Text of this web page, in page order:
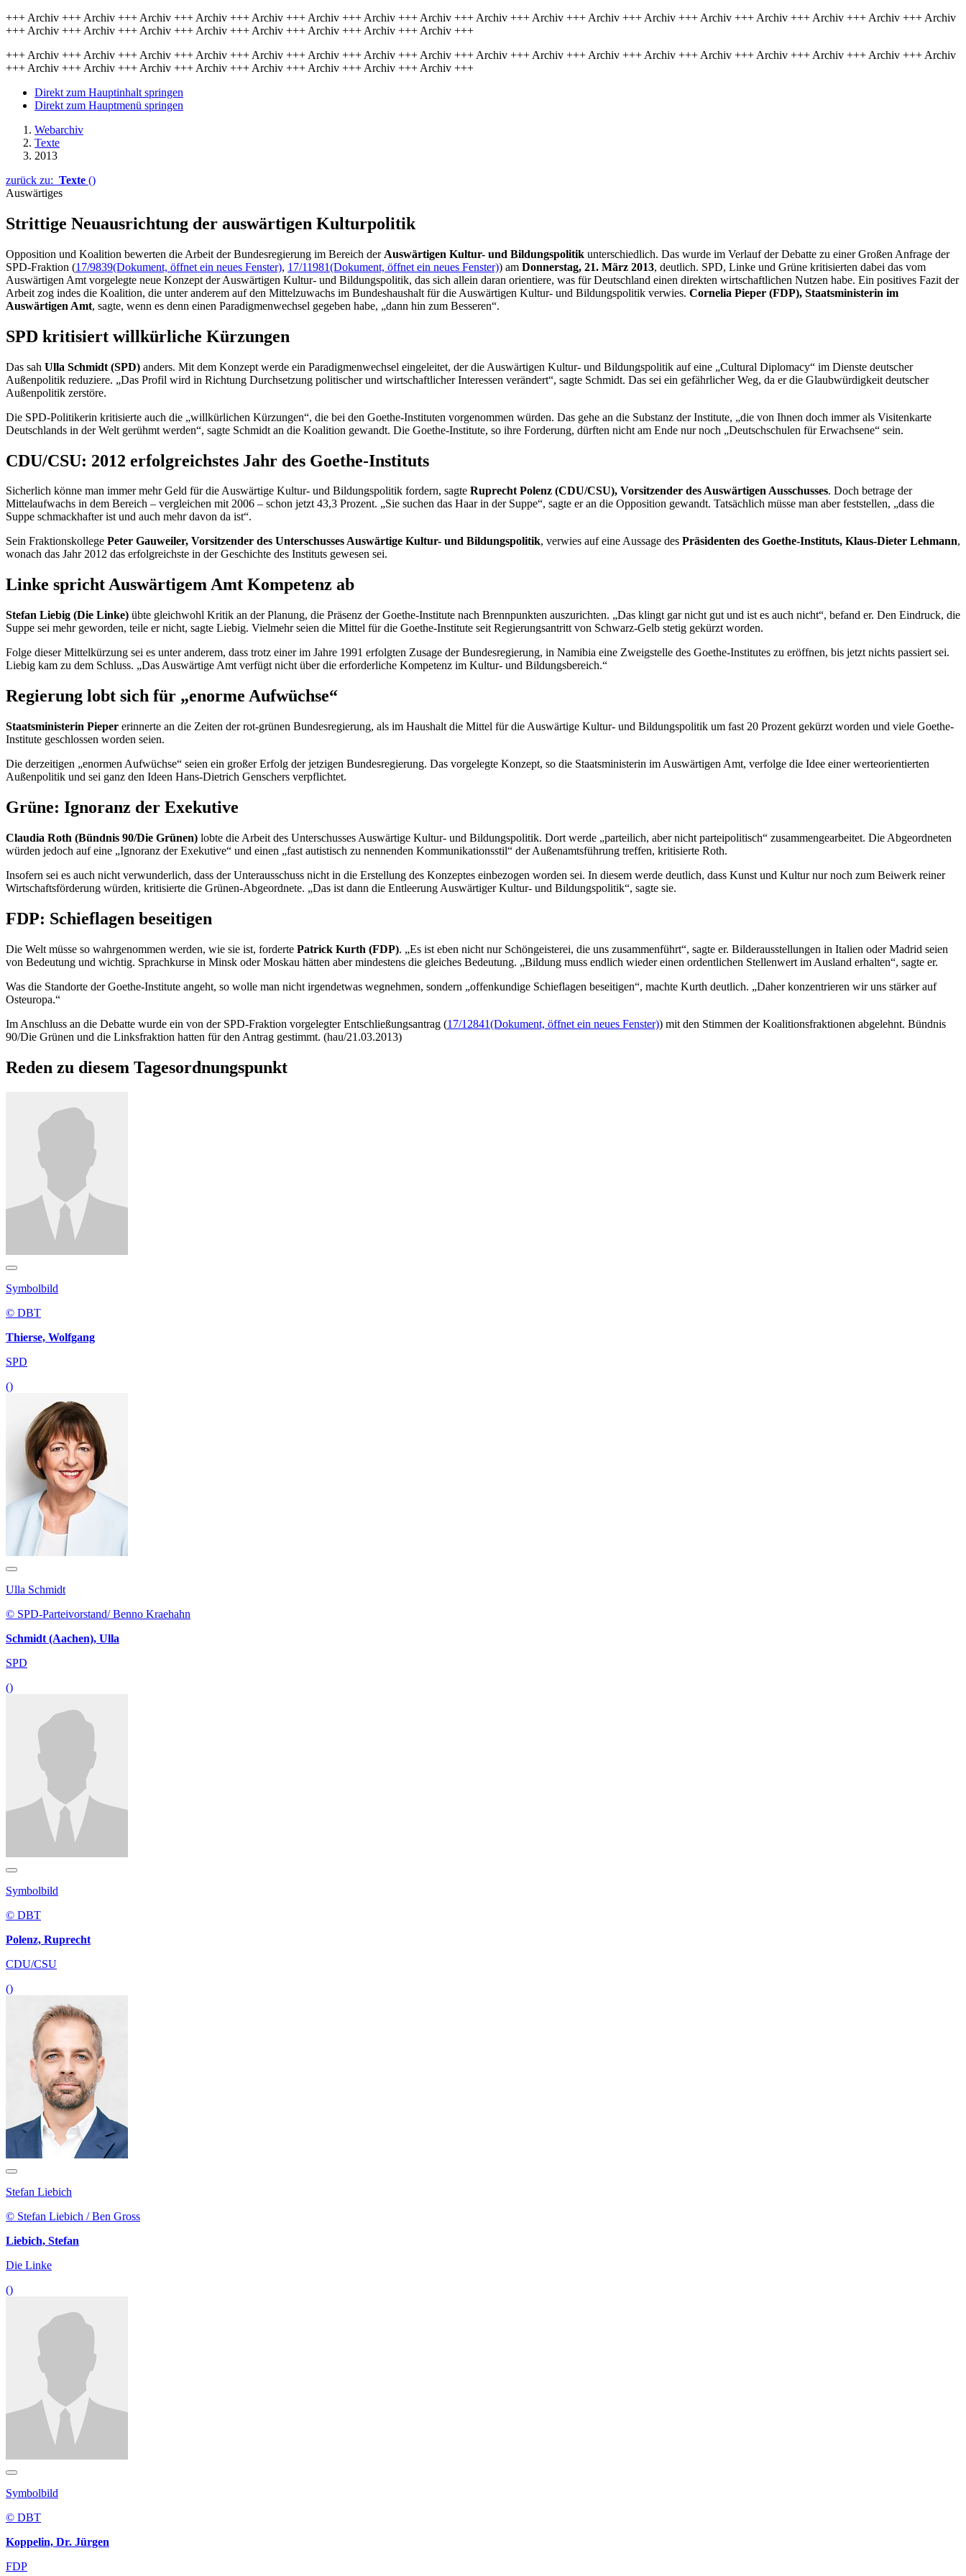
+++ Archiv +++ Archiv +++ Archiv +++ Archiv +++ Archiv +++ Archiv +++ Archiv +++ Archiv +++ Archiv +++ Archiv +++ Archiv +++ Archiv +++ Archiv +++ Archiv +++ Archiv +++ Archiv +++ Archiv
+++ Archiv +++ Archiv +++ Archiv +++ Archiv +++ Archiv +++ Archiv +++ Archiv +++ Archiv +++
+++ Archiv +++ Archiv +++ Archiv +++ Archiv +++ Archiv +++ Archiv +++ Archiv +++ Archiv +++ Archiv +++ Archiv +++ Archiv +++ Archiv +++ Archiv +++ Archiv +++ Archiv +++ Archiv +++ Archiv
+++ Archiv +++ Archiv +++ Archiv +++ Archiv +++ Archiv +++ Archiv +++ Archiv +++ Archiv +++
Direkt zum Hauptinhalt springen
Direkt zum Hauptmenü springen
Webarchiv
Texte
2013
zurück zu: Texte ()
Auswärtiges
Strittige Neuausrichtung der auswärtigen Kulturpolitik
Opposition und Koalition bewerten die Arbeit der Bundesregierung im Bereich der Auswärtigen Kultur- und Bildungspolitik unterschiedlich. Das wurde im Verlauf der Debatte zu einer Großen Anfrage der
SPD-Fraktion (17/9839(Dokument, öffnet ein neues Fenster), 17/11981(Dokument, öffnet ein neues Fenster)) am Donnerstag, 21. März 2013, deutlich. SPD, Linke und Grüne kritisierten dabei das vom
Auswärtigen Amt vorgelegte neue Konzept der Auswärtigen Kultur- und Bildungspolitik, das sich allein daran orientiere, was für Deutschland einen direkten wirtschaftlichen Nutzen habe. Ein positives Fazit der
Arbeit zog indes die Koalition, die unter anderem auf den Mittelzuwachs im Bundeshaushalt für die Auswärtigen Kultur- und Bildungspolitik verwies. Cornelia Pieper (FDP), Staatsministerin im
Auswärtigen Amt, sagte, wenn es denn einen Paradigmenwechsel gegeben habe, „dann hin zum Besseren“.
SPD kritisiert willkürliche Kürzungen
Das sah Ulla Schmidt (SPD) anders. Mit dem Konzept werde ein Paradigmenwechsel eingeleitet, der die Auswärtigen Kultur- und Bildungspolitik auf eine „Cultural Diplomacy“ im Dienste deutscher
Außenpolitik reduziere. „Das Profil wird in Richtung Durchsetzung politischer und wirtschaftlicher Interessen verändert“, sagte Schmidt. Das sei ein gefährlicher Weg, da er die Glaubwürdigkeit deutscher
Außenpolitik zerstöre.
Die SPD-Politikerin kritisierte auch die „willkürlichen Kürzungen“, die bei den Goethe-Instituten vorgenommen würden. Das gehe an die Substanz der Institute, „die von Ihnen doch immer als Visitenkarte
Deutschlands in der Welt gerühmt werden“, sagte Schmidt an die Koalition gewandt. Die Goethe-Institute, so ihre Forderung, dürften nicht am Ende nur noch „Deutschschulen für Erwachsene“ sein.
CDU/CSU: 2012 erfolgreichstes Jahr des Goethe-Instituts
Sicherlich könne man immer mehr Geld für die Auswärtige Kultur- und Bildungspolitik fordern, sagte Ruprecht Polenz (CDU/CSU), Vorsitzender des Auswärtigen Ausschusses. Doch betrage der
Mittelaufwachs in dem Bereich – vergleichen mit 2006 – schon jetzt 43,3 Prozent. „Sie suchen das Haar in der Suppe“, sagte er an die Opposition gewandt. Tatsächlich müsse man aber feststellen, „dass die
Suppe schmackhafter ist und auch mehr davon da ist“.
Sein Fraktionskollege Peter Gauweiler, Vorsitzender des Unterschusses Auswärtige Kultur- und Bildungspolitik, verwies auf eine Aussage des Präsidenten des Goethe-Instituts, Klaus-Dieter Lehmann,
wonach das Jahr 2012 das erfolgreichste in der Geschichte des Instituts gewesen sei.
Linke spricht Auswärtigem Amt Kompetenz ab
Stefan Liebig (Die Linke) übte gleichwohl Kritik an der Planung, die Präsenz der Goethe-Institute nach Brennpunkten auszurichten. „Das klingt gar nicht gut und ist es auch nicht“, befand er. Den Eindruck, die
Suppe sei mehr geworden, teile er nicht, sagte Liebig. Vielmehr seien die Mittel für die Goethe-Institute seit Regierungsantritt von Schwarz-Gelb stetig gekürzt worden.
Folge dieser Mittelkürzung sei es unter anderem, dass trotz einer im Jahre 1991 erfolgten Zusage der Bundesregierung, in Namibia eine Zweigstelle des Goethe-Institutes zu eröffnen, bis jetzt nichts passiert sei.
Liebig kam zu dem Schluss. „Das Auswärtige Amt verfügt nicht über die erforderliche Kompetenz im Kultur- und Bildungsbereich.“
Regierung lobt sich für „enorme Aufwüchse“
Staatsministerin Pieper erinnerte an die Zeiten der rot-grünen Bundesregierung, als im Haushalt die Mittel für die Auswärtige Kultur- und Bildungspolitik um fast 20 Prozent gekürzt worden und viele Goethe-
Institute geschlossen worden seien.
Die derzeitigen „enormen Aufwüchse“ seien ein großer Erfolg der jetzigen Bundesregierung. Das vorgelegte Konzept, so die Staatsministerin im Auswärtigen Amt, verfolge die Idee einer werteorientierten
Außenpolitik und sei ganz den Ideen Hans-Dietrich Genschers verpflichtet.
Grüne: Ignoranz der Exekutive
Claudia Roth (Bündnis 90/Die Grünen) lobte die Arbeit des Unterschusses Auswärtige Kultur- und Bildungspolitik. Dort werde „parteilich, aber nicht parteipolitisch“ zusammengearbeitet. Die Abgeordneten
würden jedoch auf eine „Ignoranz der Exekutive“ und einen „fast autistisch zu nennenden Kommunikationsstil“ der Außenamtsführung treffen, kritisierte Roth.
Insofern sei es auch nicht verwunderlich, dass der Unterausschuss nicht in die Erstellung des Konzeptes einbezogen worden sei. In diesem werde deutlich, dass Kunst und Kultur nur noch zum Beiwerk reiner
Wirtschaftsförderung würden, kritisierte die Grünen-Abgeordnete. „Das ist dann die Entleerung Auswärtiger Kultur- und Bildungspolitik“, sagte sie.
FDP: Schieflagen beseitigen
Die Welt müsse so wahrgenommen werden, wie sie ist, forderte Patrick Kurth (FDP). „Es ist eben nicht nur Schöngeisterei, die uns zusammenführt“, sagte er. Bilderausstellungen in Italien oder Madrid seien
von Bedeutung und wichtig. Sprachkurse in Minsk oder Moskau hätten aber mindestens die gleiches Bedeutung. „Bildung muss endlich wieder einen ordentlichen Stellenwert im Ausland erhalten“, sagte er.
Was die Standorte der Goethe-Institute angeht, so wolle man nicht irgendetwas wegnehmen, sondern „offenkundige Schieflagen beseitigen“, machte Kurth deutlich. „Daher konzentrieren wir uns stärker auf
Osteuropa.“
Im Anschluss an die Debatte wurde ein von der SPD-Fraktion vorgelegter Entschließungsantrag (17/12841(Dokument, öffnet ein neues Fenster)) mit den Stimmen der Koalitionsfraktionen abgelehnt. Bündnis
90/Die Grünen und die Linksfraktion hatten für den Antrag gestimmt. (hau/21.03.2013)
Reden zu diesem Tagesordnungspunkt
Symbolbild
© DBT
Thierse, Wolfgang
SPD
()
Ulla Schmidt
© SPD-Parteivorstand/ Benno Kraehahn
Schmidt (Aachen), Ulla
SPD
()
Symbolbild
© DBT
Polenz, Ruprecht
CDU/CSU
()
Stefan Liebich
© Stefan Liebich / Ben Gross
Liebich, Stefan
Die Linke
()
Symbolbild
© DBT
Koppelin, Dr. Jürgen
FDP